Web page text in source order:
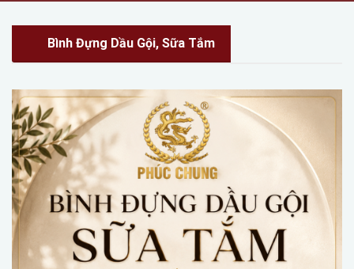
Bình Đựng Dầu Gội, Sữa Tắm